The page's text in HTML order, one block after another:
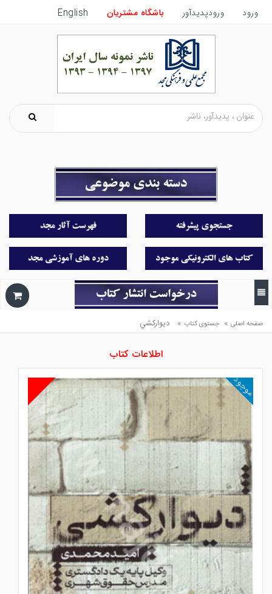
ورود ورودپدیدآور باشگاه مشتریان English
صفحه اصلی » جستوی کتاب » ديواركشي
اطلاعات کتاب
موجود